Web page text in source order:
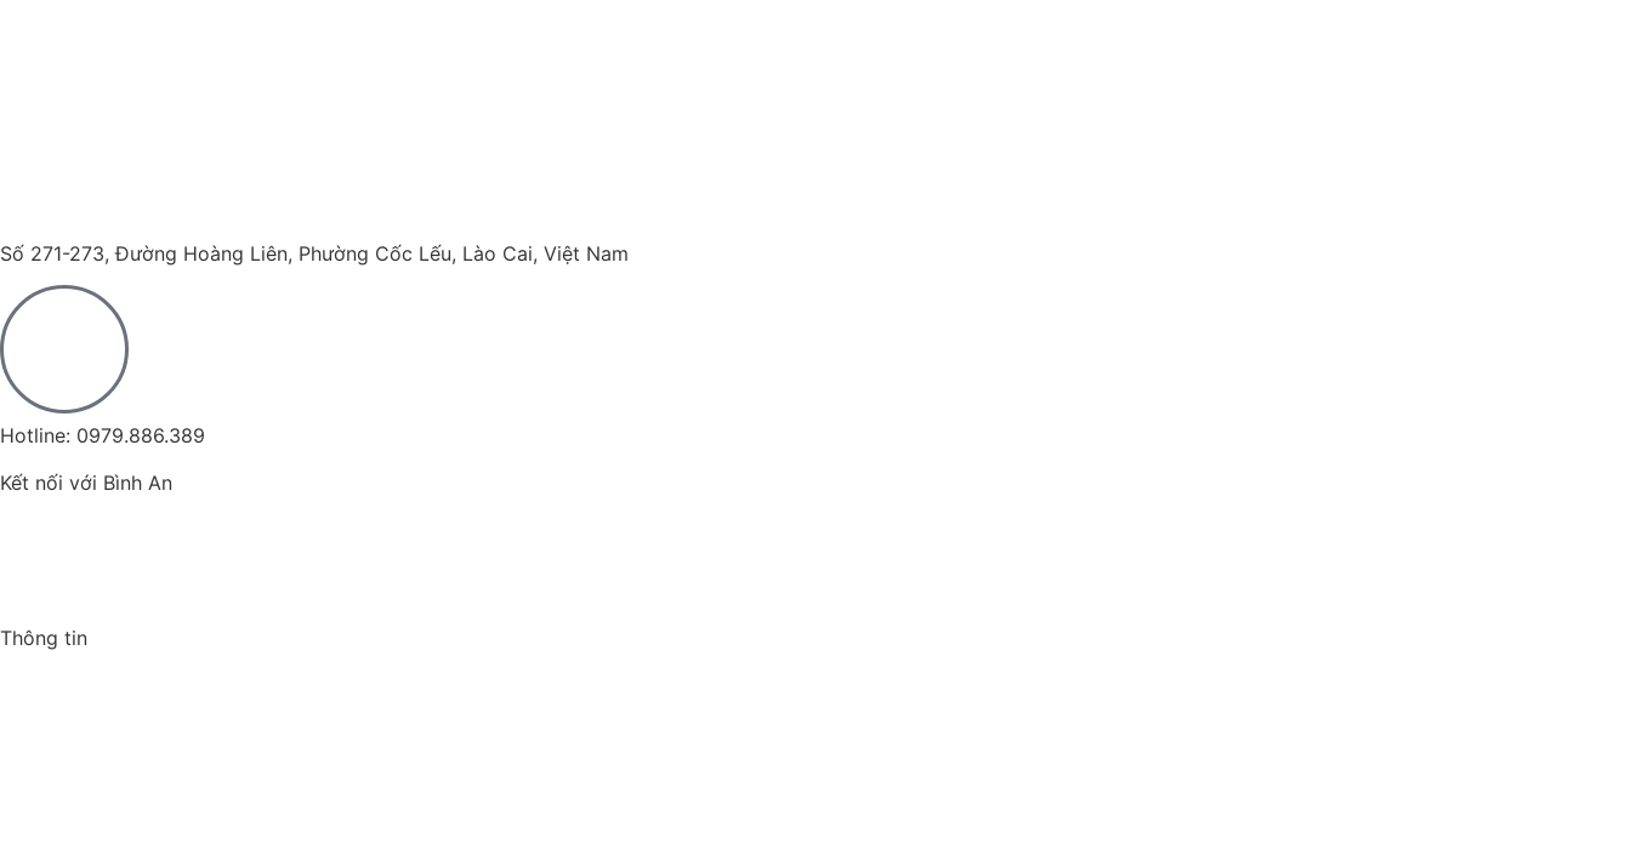
Số 271-273, Đường Hoàng Liên, Phường Cốc Lếu, Lào Cai, Việt Nam
Hotline: 0979.886.389
Kết nối với Bình An
Thông tin